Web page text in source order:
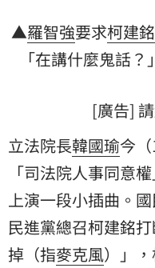
▲羅智強要求柯建銘
「在講什麼鬼話
[廣告]
立法院長韓國瑜今
「司法院人事同意
上演一段小插曲。
民進黨總召柯建銘
掉（指麥克風）」